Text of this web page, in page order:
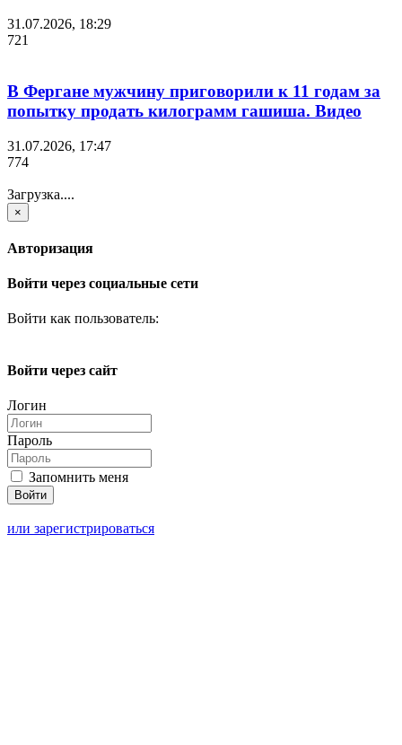
31.07.2026, 18:29
721
В Фергане мужчину приговорили к 11 годам за
попытку продать килограмм гашиша. Видео
31.07.2026, 17:47
774
Загрузка....
×
Авторизация
Войти через социальные сети
Войти как пользователь:
Войти через сайт
Логин
Пароль
Запомнить меня
или зарегистрироваться